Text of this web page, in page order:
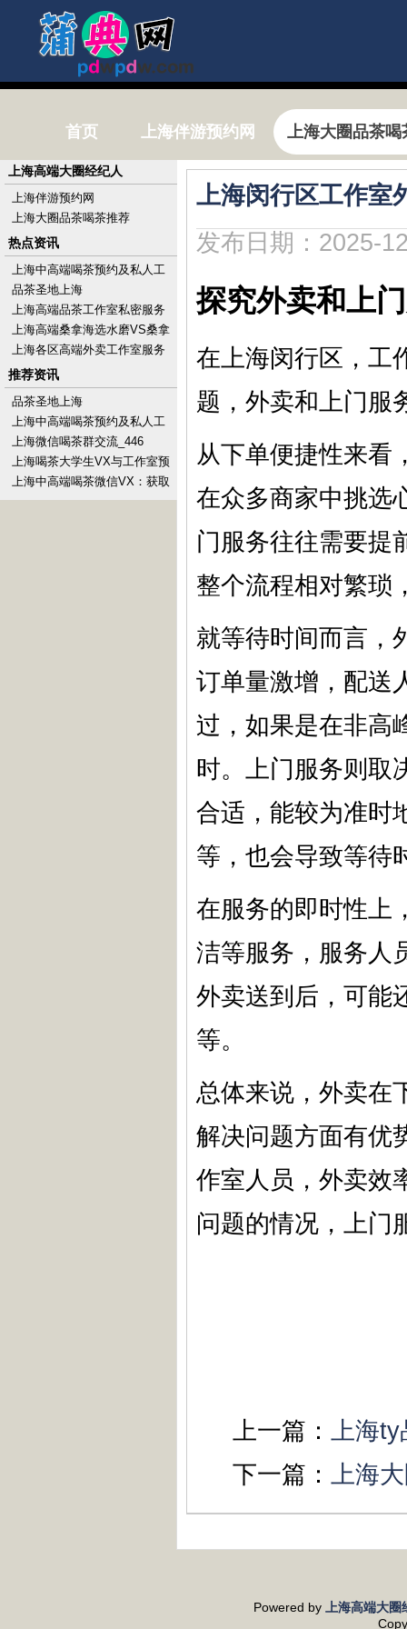
首页 上海伴游预约网 上海大圈品茶喝
上海闵行区工作室
发布日期：2025-
探究外卖和上
在上海闵行区，工
题，外卖和上门服
从下单便捷性来看
在众多商家中挑选
门服务往往需要提
整个流程相对繁琐
就等待时间而言，
订单量激增，配送
过，如果是在非高
时。上门服务则取
合适，能较为准时
等，也会导致等待
在服务的即时性上
洁等服务，服务人
外卖送到后，可能
等。
总体来说，外卖在
解决问题方面有优
作室人员，外卖效
问题的情况，上门
上一篇： 上海ty
下一篇： 上海
上海高端大圈经纪人
上海伴游预约网
上海大圈品茶喝茶推荐
热点资讯
上海中高端喝茶预约及私人工
作室电话
品茶圣地上海
上海高端品茶工作室私密服务
体验实录_324
上海高端桑拿海选水磨VS桑拿
房：体验差多少？
上海各区高端外卖工作室服务
_442
推荐资讯
品茶圣地上海
上海中高端喝茶预约及私人工
作室电话
上海微信喝茶群交流_446
上海喝茶大学生VX与工作室预
约_199
上海中高端喝茶微信VX：获取
私密活动邀请函
Powered by
上海高端大圈